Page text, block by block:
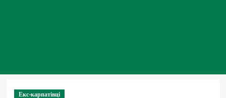
Екс-карпатівці